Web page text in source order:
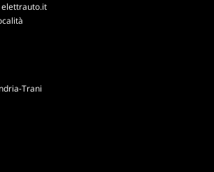
elettrauto.it
Trani